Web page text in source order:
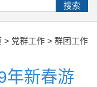
搜索
> 党群工作 > 群团工作
年新春游